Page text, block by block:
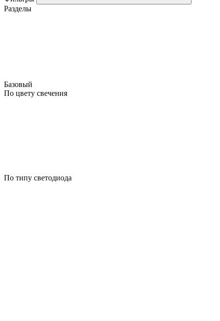
Разделы
Базовый
По цвету свечения
По типу светодиода